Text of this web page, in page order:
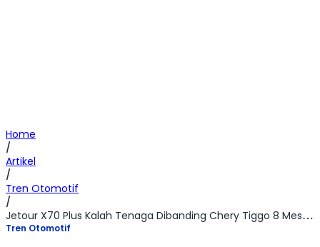
Home
/
Artikel
/
Tren Otomotif
/
Jetour X70 Plus Kalah Tenaga Dibanding Chery Tiggo 8 Meski Sama-sama Pakai Mesin Omoda 5
Tren Otomotif